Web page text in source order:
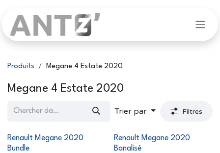
Produits Megane 4 Estate 2020
Megane 4 Estate 2020
Trier par Filtres
Renault Megane 2020
Bundle
Renault Megane 2020
Banalisé